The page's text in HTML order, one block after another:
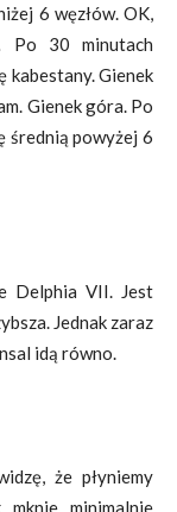
6 węzłów. OK,
Po 30 minutach
kabestany. Gienek
Gienek góra. Po
średnią powyżej 6
Delphia VII. Jest
Jednak zaraz
idą równo.
że płyniemy
mknie minimalnie